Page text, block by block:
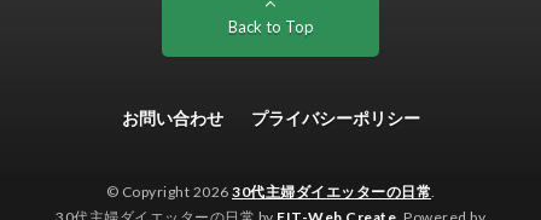
Back to Top
お問い合わせ プライバシーポリシー
© Copyright 2026 30代主婦ダイエッターの日常.